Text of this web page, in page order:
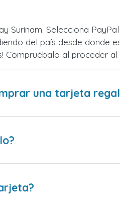
Surinam. Selecciona
del país desde donde
Compruébalo al proceder al
una tarjeta